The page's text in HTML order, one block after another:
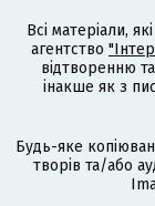
Всі матеріали,
агентство
відтворенню
інакше як з
Будь-яке
творів та/або